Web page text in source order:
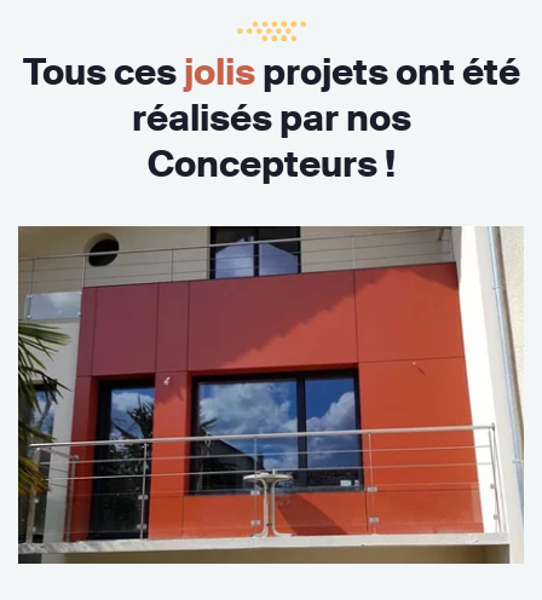
Tous cesjolisprojets ont été
réalisés par nos
Concepteurs !